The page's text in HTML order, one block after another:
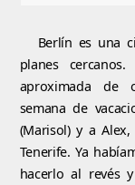
Berlín es una
planes
aproximada de
semana de
(Marisol) y a
Tenerife. Ya
hacerlo al revés